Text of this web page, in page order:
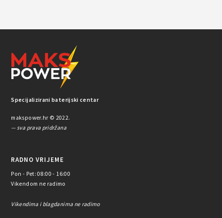
Specijalizirani baterijski centar
makspower.hr © 2022.
— sva prava pridržana
RADNO VRIJEME
Pon - Pet: 08:00 - 16:00
Vikendom ne radimo
Vikendima i blagdanima ne radimo